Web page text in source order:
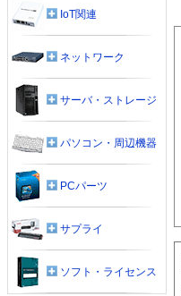
IoT関連
ネットワーク
サーバ・ストレージ
パソコン・周辺機器
PCパーツ
サプライ
ソフト・ライセンス